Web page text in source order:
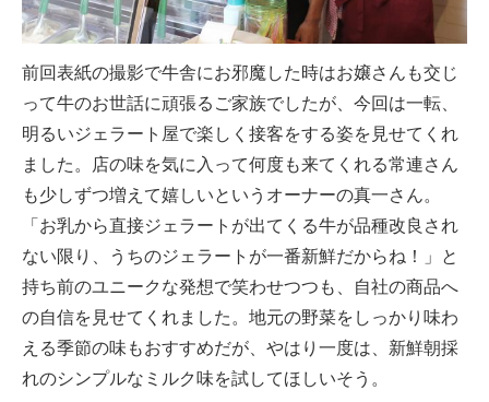
前回表紙の撮影で牛舎にお邪魔した時はお嬢さんも交じ
って牛のお世話に頑張るご家族でしたが、今回は一転、
明るいジェラート屋で楽しく接客をする姿を見せてくれ
ました。店の味を気に入って何度も来てくれる常連さん
も少しずつ増えて嬉しいというオーナーの真一さん。
「お乳から直接ジェラートが出てくる牛が品種改良され
ない限り、うちのジェラートが一番新鮮だからね！」と
持ち前のユニークな発想で笑わせつつも、自社の商品へ
の自信を見せてくれました。地元の野菜をしっかり味わ
える季節の味もおすすめだが、やはり一度は、新鮮朝採
れのシンプルなミルク味を試してほしいそう。